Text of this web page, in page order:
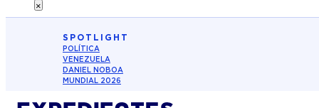
×
SPOTLIGHT
POLÍTICA
VENEZUELA
DANIEL NOBOA
MUNDIAL 2026